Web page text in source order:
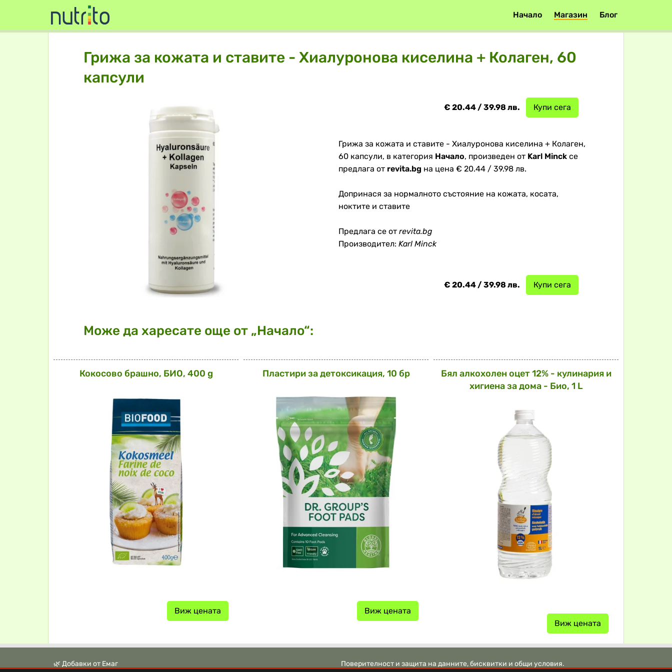
Начало Магазин Блог
Грижа за кожата и ставите - Хиалуронова киселина + Колаген, 60
капсули
Купи сега
€ 20.44 / 39.98 лв.
Грижа за кожата и ставите - Хиалуронова киселина + Колаген,
60 капсули, в категория Начало, произведен от Karl Minck се
предлага от revita.bg на цена € 20.44 / 39.98 лв.
Допринася за нормалното състояние на кожата, косата,
ноктите и ставите
Предлага се от revita.bg
Производител: Karl Minck
Купи сега
€ 20.44 / 39.98 лв.
Може да харесате още от „Начало“:
Кокосово брашно, БИО, 400 g
Виж цената
Плaстири за детоксикация, 10 бр
Виж цената
Бял алкохолен оцет 12% - кулинария и
хигиена за дома - Био, 1 L
Виж цената
🌿 Добавки от Емаг Поверителност и защита на данните, бисквитки и общи условия.